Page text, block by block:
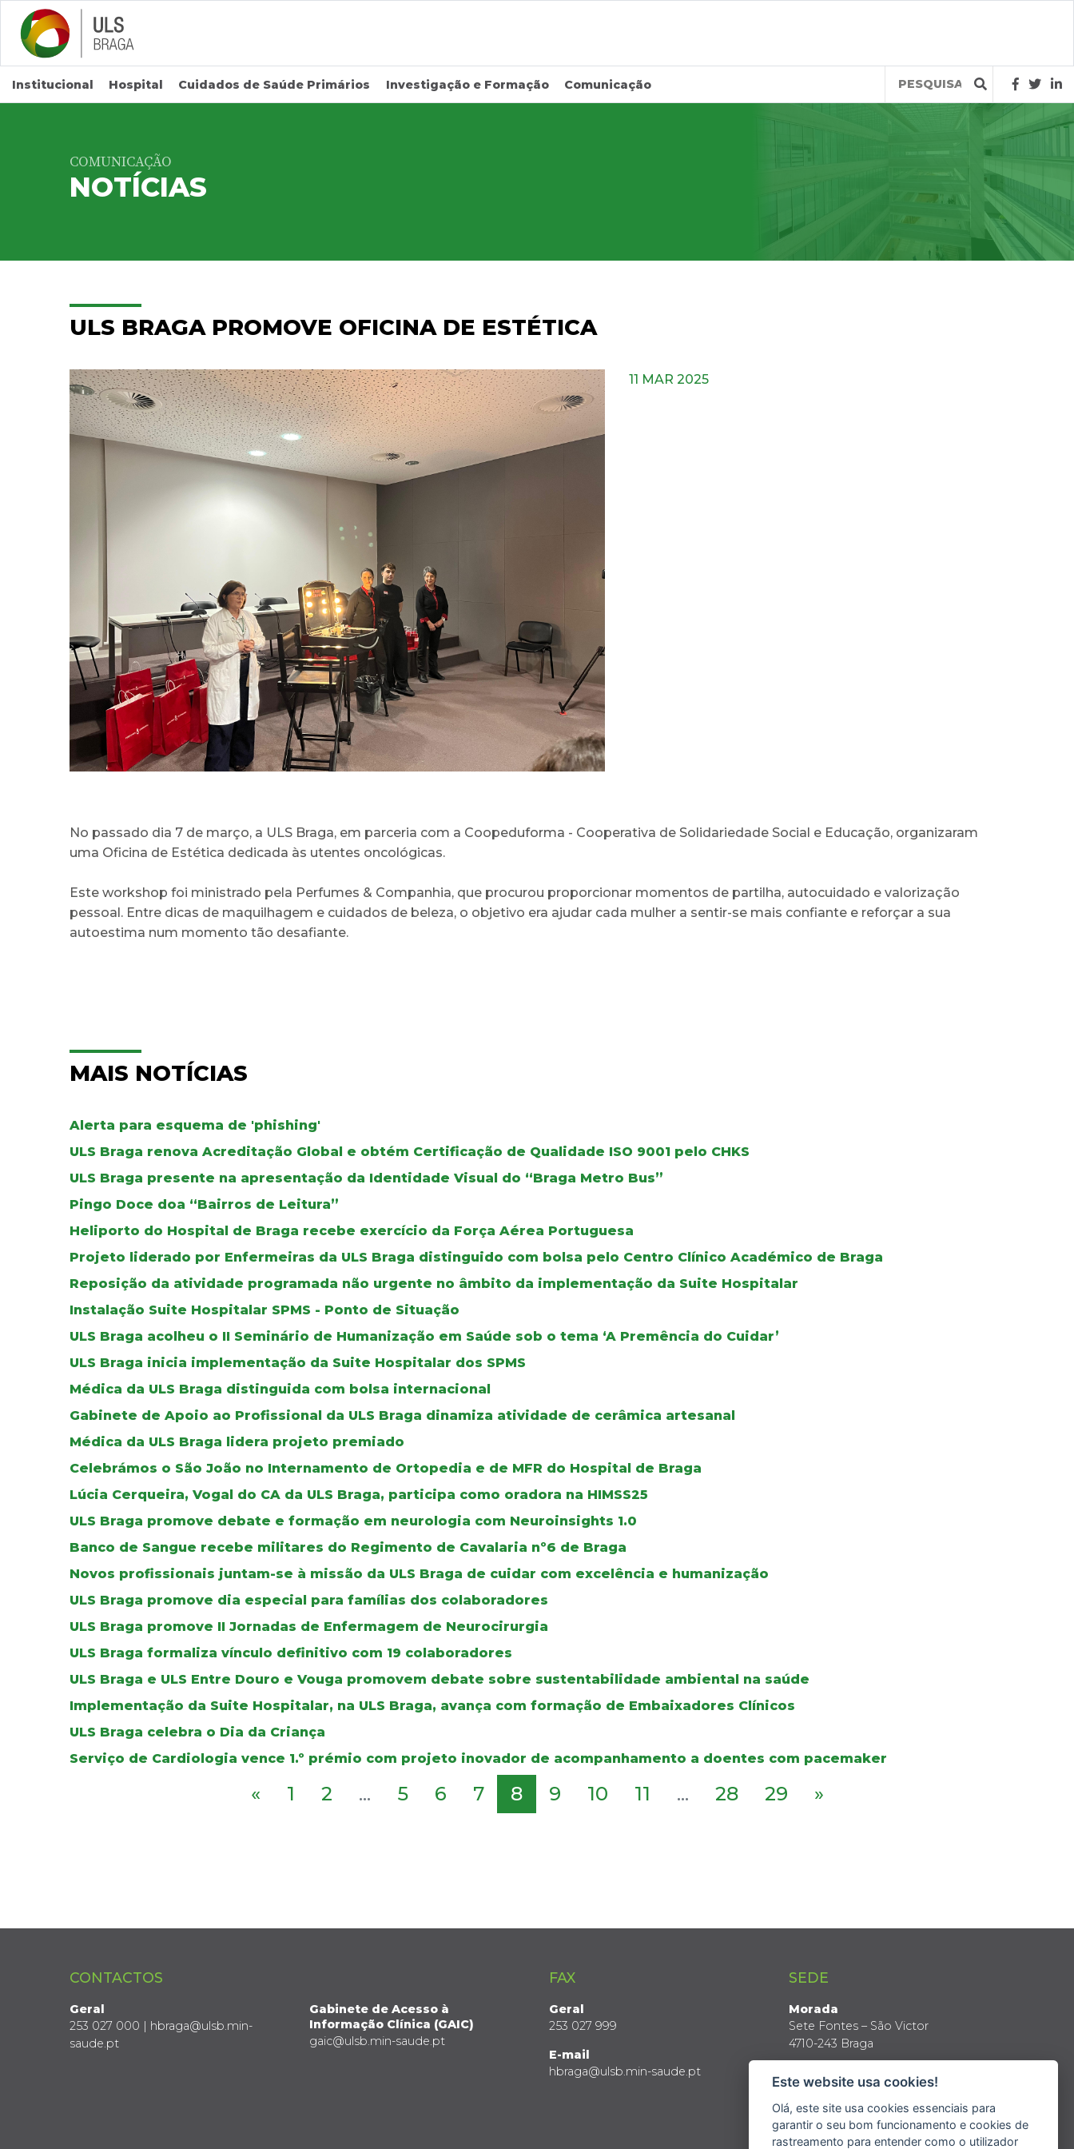
Saltar para conteúdo principal
Institucional Hospital Cuidados de Saúde Primários Investigação e Formação Comunicação
Query
COMUNICAÇÃO
NOTÍCIAS
ULS BRAGA PROMOVE OFICINA DE ESTÉTICA
11 MAR 2025
No passado dia 7 de março, a ULS Braga, em parceria com a Coopeduforma - Cooperativa de Solidariedade Social e Educação, organizaram
uma Oficina de Estética dedicada às utentes oncológicas.
Este workshop foi ministrado pela Perfumes & Companhia, que procurou proporcionar momentos de partilha, autocuidado e valorização
pessoal. Entre dicas de maquilhagem e cuidados de beleza, o objetivo era ajudar cada mulher a sentir-se mais confiante e reforçar a sua
autoestima num momento tão desafiante.
MAIS NOTÍCIAS
Alerta para esquema de 'phishing'
ULS Braga renova Acreditação Global e obtém Certificação de Qualidade ISO 9001 pelo CHKS
ULS Braga presente na apresentação da Identidade Visual do “Braga Metro Bus”
Pingo Doce doa “Bairros de Leitura”
Heliporto do Hospital de Braga recebe exercício da Força Aérea Portuguesa
Projeto liderado por Enfermeiras da ULS Braga distinguido com bolsa pelo Centro Clínico Académico de Braga
Reposição da atividade programada não urgente no âmbito da implementação da Suite Hospitalar
Instalação Suite Hospitalar SPMS - Ponto de Situação
ULS Braga acolheu o II Seminário de Humanização em Saúde sob o tema ‘A Premência do Cuidar’
ULS Braga inicia implementação da Suite Hospitalar dos SPMS
Médica da ULS Braga distinguida com bolsa internacional
Gabinete de Apoio ao Profissional da ULS Braga dinamiza atividade de cerâmica artesanal
Médica da ULS Braga lidera projeto premiado
Celebrámos o São João no Internamento de Ortopedia e de MFR do Hospital de Braga
Lúcia Cerqueira, Vogal do CA da ULS Braga, participa como oradora na HIMSS25
ULS Braga promove debate e formação em neurologia com Neuroinsights 1.0
Banco de Sangue recebe militares do Regimento de Cavalaria nº6 de Braga
Novos profissionais juntam-se à missão da ULS Braga de cuidar com excelência e humanização
ULS Braga promove dia especial para famílias dos colaboradores
ULS Braga promove II Jornadas de Enfermagem de Neurocirurgia
ULS Braga formaliza vínculo definitivo com 19 colaboradores
ULS Braga e ULS Entre Douro e Vouga promovem debate sobre sustentabilidade ambiental na saúde
Implementação da Suite Hospitalar, na ULS Braga, avança com formação de Embaixadores Clínicos
ULS Braga celebra o Dia da Criança
Serviço de Cardiologia vence 1.º prémio com projeto inovador de acompanhamento a doentes com pacemaker
« 1 2 ... 5 6 7 8 9 10 11 ... 28 29 »
CONTACTOS
Geral
253 027 000 | hbraga@ulsb.min-
saude.pt
Gabinete de Acesso à
Informação Clínica (GAIC)
gaic@ulsb.min-saude.pt
FAX
Geral
253 027 999
E-mail
hbraga@ulsb.min-saude.pt
SEDE
Morada
Sete Fontes – São Victor
4710-243 Braga
Latitude: 41º 34’ N
Longitude: 8º 24’ W
Este website usa cookies!
Olá, este site usa cookies essenciais para
garantir o seu bom funcionamento e cookies de
rastreamento para entender como o utilizador